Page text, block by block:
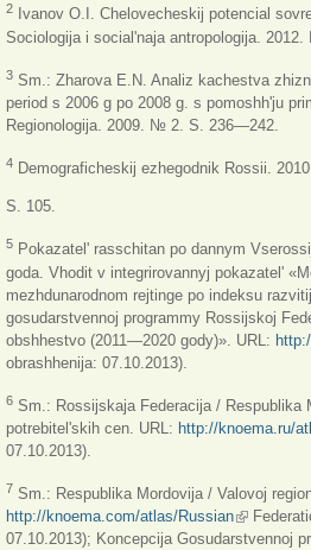
2
Ivanov O.I. Chelovecheskij potencial
Sociologija i social'naja antropologija.
3 Sm.: Zharova E.N. Analiz kachestva
period s 2006 g po 2008 g. s pomoshh'ju
Regionologija. 2009. № 2. S. 236—242.
4 Demograficheskij ezhegodnik Rossii.
S. 105.
5 Pokazatel' rasschitan po dannym
goda. Vhodit v integrirovannyj pokazatel'
mezhdunarodnom rejtinge po indeksu
gosudarstvennoj programmy Rossijskoj
obshhestvo (2011—2020 gody)». URL:
obrashhenija: 07.10.2013).
6 Sm.: Rossijskaja Federacija / Respublika
potrebitel'skih cen. URL: http://knoema.ru/
07.10.2013).
7 Sm.: Respublika Mordovija / Valovoj
http://knoema.com/atlas/Russian(link is
07.10.2013); Koncepcija Gosudarstvennoj